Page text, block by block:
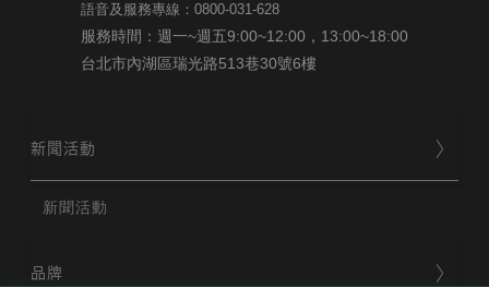
語音及服務專線：0800-031-628
服務時間：週一~週五9:00~12:00，13:00~18:00
台北市內湖區瑞光路513巷30號6樓
新聞活動
新聞活動
品牌